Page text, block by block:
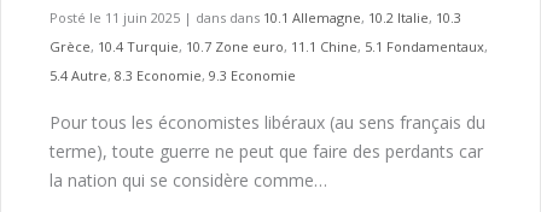
Posté le 11 juin 2025 | dans dans 10.1 Allemagne, 10.2 Italie, 10.3
Grèce, 10.4 Turquie, 10.7 Zone euro, 11.1 Chine, 5.1 Fondamentaux,
5.4 Autre, 8.3 Economie, 9.3 Economie
Pour tous les économistes libéraux (au sens français du
terme), toute guerre ne peut que faire des perdants car
la nation qui se considère comme…